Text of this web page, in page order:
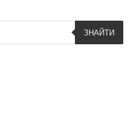
ЗНАЙТИ